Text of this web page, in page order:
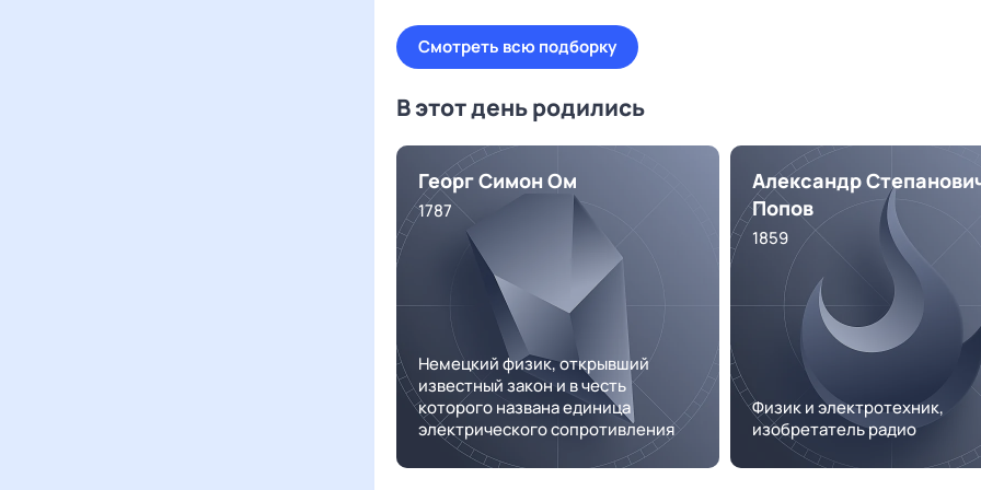
Смотреть всю подборку
В этот день родились
Георг Симон Ом
1787
Немецкий физик, открывший
известный закон и в честь
которого названа единица
электрического сопротивления
Александр
Попов
1859
Физик и электротехник,
изобретатель радио